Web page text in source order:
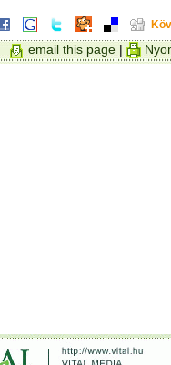
email this page|